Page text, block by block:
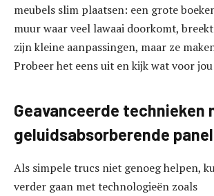
meubels slim plaatsen: een grote
muur waar veel lawaai doorkomt,
zijn kleine aanpassingen, maar ze
Probeer het eens uit en kijk wat voor
Geavanceerde technieken
geluidsabsorberende
Als simpele trucs niet genoeg helpen,
verder gaan met technologieën zoals